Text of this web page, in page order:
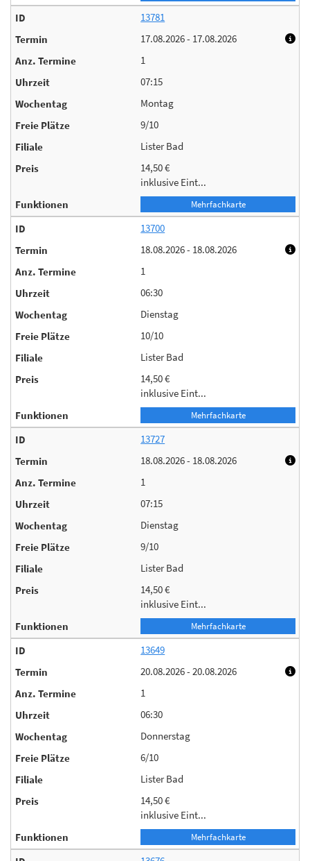
13781
17.08.2026 - 17.08.2026
1
07:15
Montag
9/10
Lister Bad
14,50 €
inklusive Eint...
Mehrfachkarte
13700
18.08.2026 - 18.08.2026
1
06:30
Dienstag
10/10
Lister Bad
14,50 €
inklusive Eint...
Mehrfachkarte
13727
18.08.2026 - 18.08.2026
1
07:15
Dienstag
9/10
Lister Bad
14,50 €
inklusive Eint...
Mehrfachkarte
13649
20.08.2026 - 20.08.2026
1
06:30
Donnerstag
6/10
Lister Bad
14,50 €
inklusive Eint...
Mehrfachkarte